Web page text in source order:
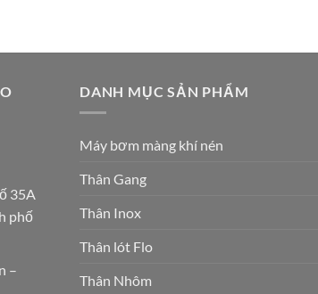
35A
phố
–
DANH MỤC SẢN PHẨM
Máy bơm màng khí nén
Thân Gang
Thân Inox
Thân lót Flo
Thân Nhôm